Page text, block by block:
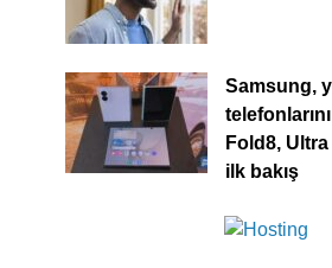
Samsung,
Fold8,
ilk bakış